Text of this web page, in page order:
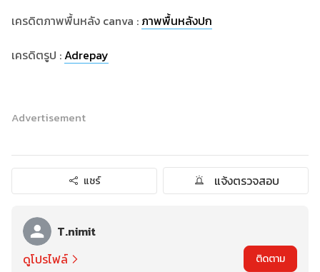
เครดิตภาพพื้นหลัง canva : ภาพพื้นหลังปก
เครดิตรูป :Adrepay
Advertisement
แชร์ แจ้งตรวจสอบ
T.nimit
ดูโปรไฟล์
ติดตาม